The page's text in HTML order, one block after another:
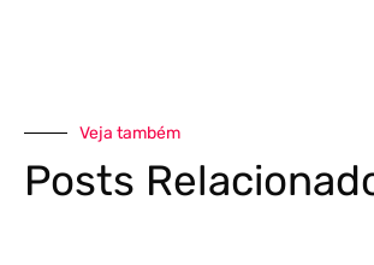
Veja também
Posts